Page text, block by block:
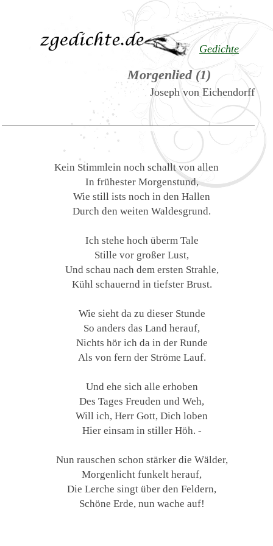
Gedichte
Morgenlied (1)
Joseph von Eichendorff
Kein Stimmlein noch schallt von allen
In frühester Morgenstund,
Wie still ists noch in den Hallen
Durch den weiten Waldesgrund.
Ich stehe hoch überm Tale
Stille vor großer Lust,
Und schau nach dem ersten Strahle,
Kühl schauernd in tiefster Brust.
Wie sieht da zu dieser Stunde
So anders das Land herauf,
Nichts hör ich da in der Runde
Als von fern der Ströme Lauf.
Und ehe sich alle erhoben
Des Tages Freuden und Weh,
Will ich, Herr Gott, Dich loben
Hier einsam in stiller Höh. -
Nun rauschen schon stärker die Wälder,
Morgenlicht funkelt herauf,
Die Lerche singt über den Feldern,
Schöne Erde, nun wache auf!